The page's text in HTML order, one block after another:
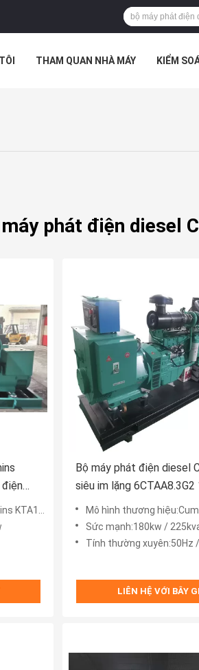
THAM QUAN NHÀ MÁY KIỂM
máy phát điện diesel
điện
G4
Bộ máy phát điện diesel
siêu im lặng
225Kva
Mô hình thương hiệu:Cummins
Sức mạnh:180kw /
Tính thường xuyên:50Hz
LIÊN HỆ VỚI BÂY